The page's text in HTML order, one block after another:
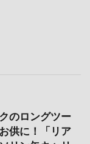
のロングツー
供に！「リア